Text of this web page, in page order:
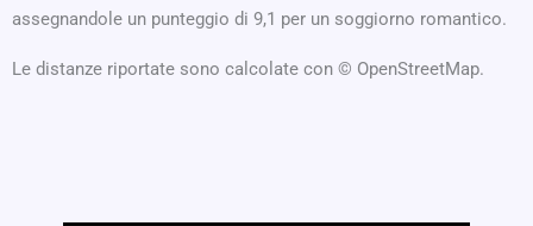
assegnandole un punteggio di 9,1 per un soggiorno romantico.
Le distanze riportate sono calcolate con © OpenStreetMap.